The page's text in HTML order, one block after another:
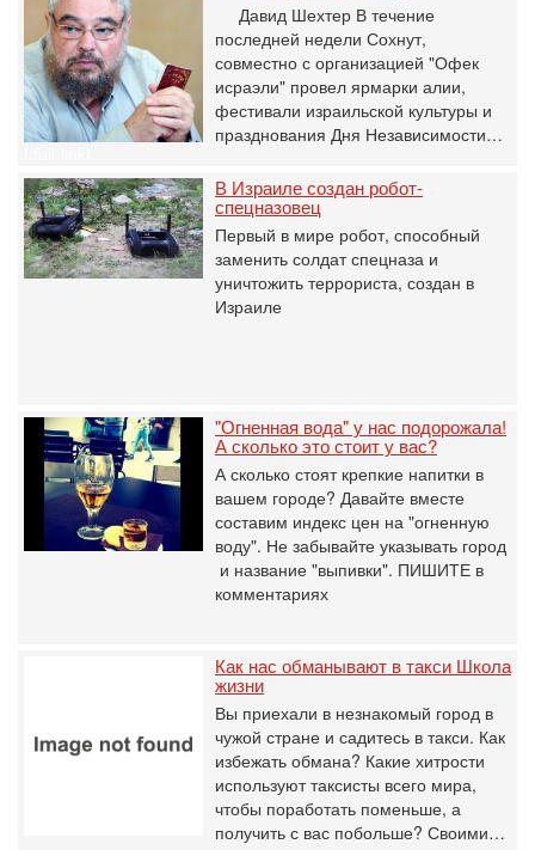
Давид Шехтер В течение
последней недели Сохнут,
совместно с организацией "Офек
исраэли" провел ярмарки алии,
фестивали израильской культуры и
празднования Дня Независимости…
В Израиле создан робот-
спецназовец
Первый в мире робот, способный
заменить солдат спецназа и
уничтожить террориста, создан в
Израиле
"Огненная вода" у нас подорожала!
А сколько это стоит у вас?
А сколько стоят крепкие напитки в
вашем городе? Давайте вместе
составим индекс цен на "огненную
воду". Не забывайте указывать город
и название "выпивки". ПИШИТЕ в
комментариях
Как нас обманывают в такси Школа
жизни
Вы приехали в незнакомый город в
чужой стране и садитесь в такси. Как
избежать обмана? Какие хитрости
используют таксисты всего мира,
чтобы поработать поменьше, а
получить с вас побольше? Своими…